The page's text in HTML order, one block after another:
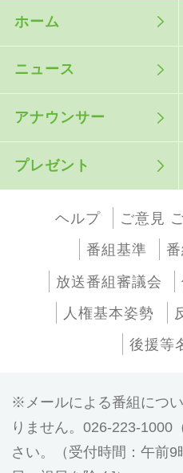
ホーム
ニュース
アナウンサー
プレゼント
ヘルプ ご意見
番組基準
放送番組審議会
人権基本姿勢
後援等
メールによる番組につ
りません。026-223-1000
さい。（受付時間：午前9